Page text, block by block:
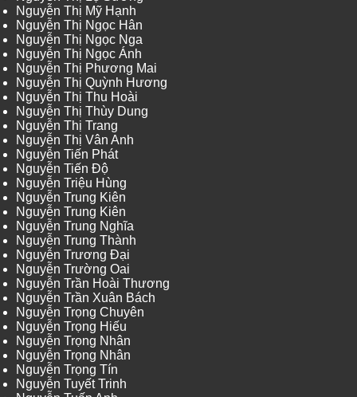
Nguyễn Thị Mỹ Hạnh
Nguyễn Thị Ngọc Hân
Nguyễn Thị Ngọc Nga
Nguyễn Thị Ngọc Ánh
Nguyễn Thị Phương Mai
Nguyễn Thị Quỳnh Hương
Nguyễn Thị Thu Hoài
Nguyễn Thị Thùy Dung
Nguyễn Thị Trang
Nguyễn Thị Vân Anh
Nguyễn Tiến Phát
Nguyễn Tiến Độ
Nguyễn Triệu Hùng
Nguyễn Trung Kiên
Nguyễn Trung Kiên
Nguyễn Trung Nghĩa
Nguyễn Trung Thành
Nguyễn Trương Đại
Nguyễn Trường Oai
Nguyễn Trần Hoài Thương
Nguyễn Trần Xuân Bách
Nguyễn Trọng Chuyên
Nguyễn Trọng Hiếu
Nguyễn Trọng Nhân
Nguyễn Trọng Nhân
Nguyễn Trọng Tín
Nguyễn Tuyết Trinh